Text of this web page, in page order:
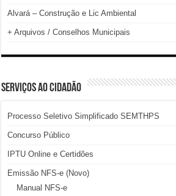
Alvará – Construção e Lic Ambiental
+ Arquivos / Conselhos Municipais
SERVIÇOS AO CIDADÃO
Processo Seletivo Simplificado SEMTHPS
Concurso Público
IPTU Online e Certidões
Emissão NFS-e (Novo)
Manual NFS-e